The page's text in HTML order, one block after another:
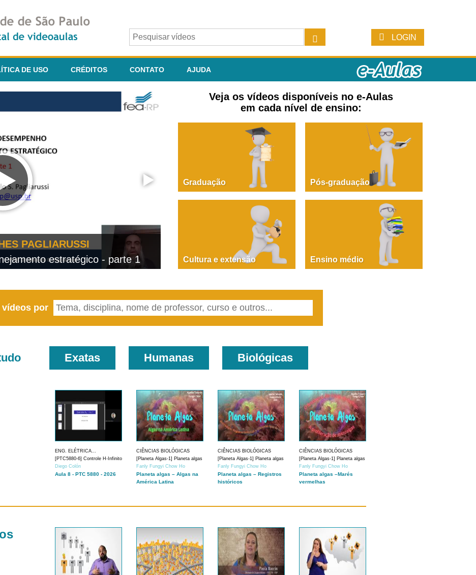
LOGIN
DE USO CRÉDITOS CONTATO AJUDA
PAGLIARUSSI
estratégico - parte 1
PAOLA GIUSTINA BACCIN
Dire, fare, partire! Aula 1 – parte 1
Veja os vídeos disponíveis no e-Aulas
em cada nível de ensino:
Graduação Pós-graduação
Cultura e extensão Ensino médio
vídeos por
Exatas Humanas Biológicas
ENG. ELÉTRICA...
[PTC5880-6] Controle H-Infinito
Diego Colón
Aula 8 - PTC 5880 - 2026
CIÊNCIAS BIOLÓGICAS
[Planeta Algas-1] Planeta algas
Fanly Fungyi Chow Ho
Planeta algas – Algas na
América Latina
CIÊNCIAS BIOLÓGICAS
[Planeta Algas-1] Planeta algas
Fanly Fungyi Chow Ho
Planeta algas – Registros
históricos
CIÊNCIAS BIOLÓGICAS
[Planeta Algas-1] Planeta algas
Fanly Fungyi Chow Ho
Planeta algas –Marés
vermelhas